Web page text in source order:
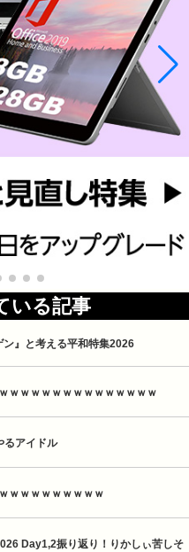
いる記事
ン』と考える平和特集2026
ｗｗｗｗｗｗｗｗｗｗｗｗｗｗ
るアイドル
ｗｗｗｗｗｗｗｗｗ
Day1,2振り返り！りかしぃ苦しそ